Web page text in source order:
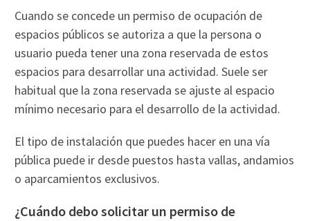
Cuando se concede un permiso de ocupación de
espacios públicos se autoriza a que la persona o
usuario pueda tener una zona reservada de estos
espacios para desarrollar una actividad. Suele ser
habitual que la zona reservada se ajuste al espacio
mínimo necesario para el desarrollo de la actividad.
El tipo de instalación que puedes hacer en una vía
pública puede ir desde puestos hasta vallas, andamios
o aparcamientos exclusivos.
¿Cuándo debo solicitar un permiso de